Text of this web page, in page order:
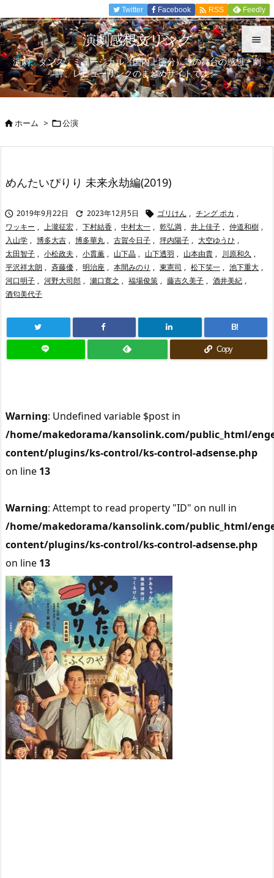


メニュ

Twitter Facebook  RSS Feedly
演劇感想文リンク
演劇、ダンス、ミュージカル（国内上演分）等の舞台の感想、劇
評、レビューリンクのまとめサイトです。
ホーム > 公演
めんたいぴりり 未来永劫編(2019)
 2019年9月22日  2023年12月5日  ゴリけん , チング ポカ ,
ワッキー , 上瀧征宏 , 下村結香 , 中村太一 , 乾弘満 , 井上佳子 , 仲道和樹 ,
入山学 , 博多大吉 , 博多華丸 , 古賀今日子 , 坪内陽子 , 大空ゆうひ ,
太田智子 , 小松政夫 , 小貫薫 , 山下晶 , 山下透羽 , 山本由貴 , 川原和久 ,
平沢祥太朗 , 斉藤優 , 明治座 , 本間みのり , 東憲司 , 松下笑一 , 池下重大 ,
河口明子 , 河野大司郎 , 瀬口寛之 , 福場俊策 , 藤吉久美子 , 酒井美紀 ,
酒匂美代子
B!
Copy
Warning: Undefined variable $post in
/home/makedorama/kansolink.com/public_html/
content/plugins/ks-control/ks-control-adsense.php
on line 13
Warning: Attempt to read property "ID" on null in
/home/makedorama/kansolink.com/public_html/
content/plugins/ks-control/ks-control-adsense.php
on line 13